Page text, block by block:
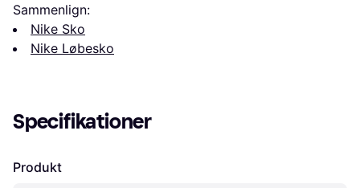
Sammenlign:
Nike Sko
Nike Løbesko
Specifikationer
Produkt